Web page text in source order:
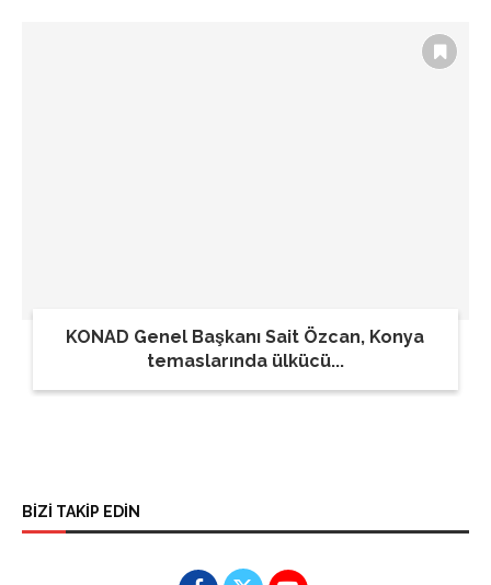
KONAD Genel Başkanı Sait Özcan, Konya
temaslarında ülkücü...
BİZİ TAKİP EDİN